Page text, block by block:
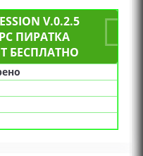
V.0.2.5
ПИРАТКА
БЕСПЛАТНО